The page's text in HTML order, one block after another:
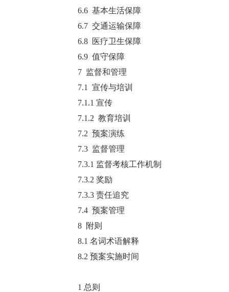
6.6 基本生活保障
6.7 交通运输保障
6.8 医疗卫生保障
6.9 值守保障
7 监督和管理
7.1 宣传与培训
7.1.1 宣传
7.1.2 教育培训
7.2 预案演练
7.3 监督管理
7.3.1 监督考核工作机制
7.3.2 奖励
7.3.3 责任追究
7.4 预案管理
8 附则
8.1 名词术语解释
8.2 预案实施时间
1 总则